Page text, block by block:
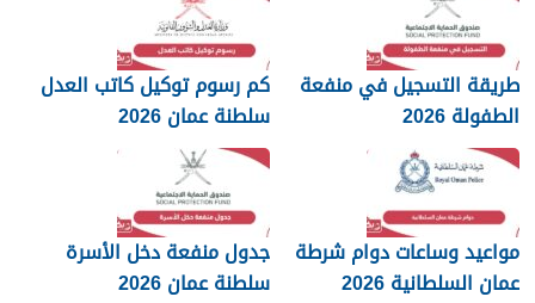
طريقة التسجيل في منفعة
الطفولة 2026
كم رسوم توكيل كاتب العدل
سلطنة عمان 2026
مواعيد وساعات دوام شرطة
عمان السلطانية 2026
جدول منفعة دخل الأسرة
سلطنة عمان 2026